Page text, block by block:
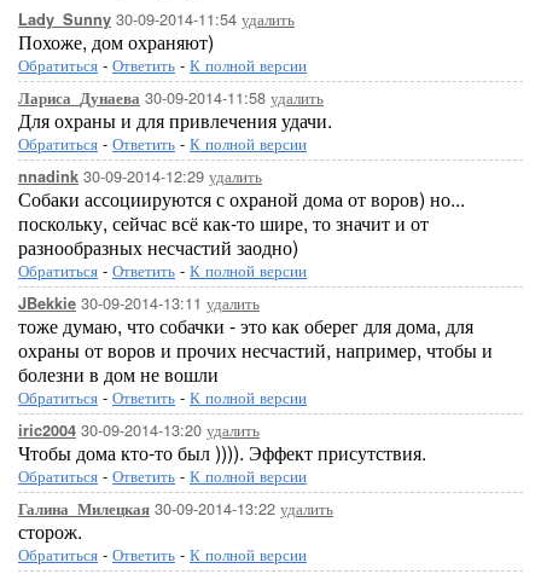
Lady_Sunny 30-09-2014-11:54 удалить
Похоже, дом охраняют)
Обратиться - Ответить - К полной версии
Лариса_Дунаева 30-09-2014-11:58 удалить
Для охраны и для привлечения удачи.
Обратиться - Ответить - К полной версии
nnadink 30-09-2014-12:29 удалить
Собаки ассоциируются с охраной дома от воров) но...
поскольку, сейчас всё как-то шире, то значит и от
разнообразных несчастий заодно)
Обратиться - Ответить - К полной версии
JBekkie 30-09-2014-13:11 удалить
тоже думаю, что собачки - это как оберег для дома, для
охраны от воров и прочих несчастий, например, чтобы и
болезни в дом не вошли
Обратиться - Ответить - К полной версии
iric2004 30-09-2014-13:20 удалить
Чтобы дома кто-то был )))). Эффект присутствия.
Обратиться - Ответить - К полной версии
Галина_Милецкая 30-09-2014-13:22 удалить
сторож.
Обратиться - Ответить - К полной версии